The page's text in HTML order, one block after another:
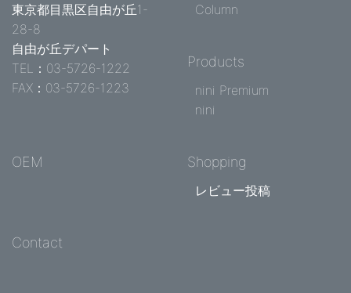
東京都目黒区自由が丘1-
28-8
自由が丘デパート
TEL：03-5726-1222
FAX：03-5726-1223
Column
Products
nini Premium
nini
OEM Shopping
レビュー投稿
Contact